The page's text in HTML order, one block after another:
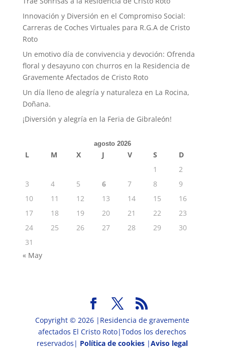
Innovación y Diversión en el Compromiso Social:
Carreras de Coches Virtuales para R.G.A de Cristo
Roto
Un emotivo día de convivencia y devoción: Ofrenda
floral y desayuno con churros en la Residencia de
Gravemente Afectados de Cristo Roto
Un día lleno de alegría y naturaleza en La Rocina,
Doñana.
¡Diversión y alegría en la Feria de Gibraleón!
agosto 2026
L M X J V S
D
1
2
3
4 5 6 7 8
9
10
11 12 13 14 15
16
17
18 19 20 21 22
23
24
25 26 27 28 29
30
31
« May
Copyright © 2026 |Residencia de gravemente
afectados El Cristo Roto|Todos los derechos
reservados| Política de cookies |Aviso legal